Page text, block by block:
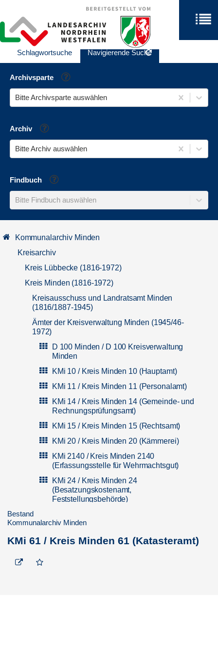
Schlagwortsuche Navigierende Suche
Archivsparte Hilfe
Bitte Archivsparte auswählen
Archiv Hilfe
Bitte Archiv auswählen
Findbuch Hilfe
Bitte Findbuch auswählen
Kommunalarchiv Minden
Kreisarchiv
Kreis Lübbecke (1816-1972)
Kreis Minden (1816-1972)
Kreisausschuss und Landratsamt Minden
(1816/1887-1945)
Ämter der Kreisverwaltung Minden (1945/46-
1972)
D 100 Minden / D 100 Kreisverwaltung
Minden
KMi 10 / Kreis Minden 10 (Hauptamt)
KMi 11 / Kreis Minden 11 (Personalamt)
KMi 14 / Kreis Minden 14 (Gemeinde- und
Rechnungsprüfungsamt)
KMi 15 / Kreis Minden 15 (Rechtsamt)
KMi 20 / Kreis Minden 20 (Kämmerei)
KMi 2140 / Kreis Minden 2140
(Erfassungsstelle für Wehrmachtsgut)
KMi 24 / Kreis Minden 24
(Besatzungskostenamt,
Feststellungsbehörde)
(Straßenverkehrsamt)
Bestand
Kommunalarchiv Minden
KMi 61 / Kreis Minden 61 (Katasteramt)